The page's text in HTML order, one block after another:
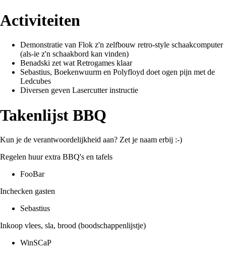
Activiteiten
Demonstratie van Flok z'n zelfbouw retro-style schaakcomputer
(als-ie z'n schaakbord kan vinden)
Benadski zet wat Retrogames klaar
Sebastius, Boekenwuurm en Polyfloyd doet ogen pijn met de
Ledcubes
Diversen geven Lasercutter instructie
Takenlijst BBQ
Kun je de verantwoordelijkheid aan? Zet je naam erbij :-)
Regelen huur extra BBQ's en tafels
FooBar
Inchecken gasten
Sebastius
Inkoop vlees, sla, brood (boodschappenlijstje)
WinSCaP